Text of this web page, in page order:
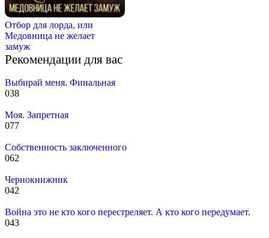
Отбор для лорда, или
Медовница не желает
замуж
Рекомендации для вас
Выбирай меня. Финальная
038
Моя. Запретная
077
Собственность заключенного
062
Чернокнижник
042
Война это не кто кого перестреляет. А кто кого передумает.
043